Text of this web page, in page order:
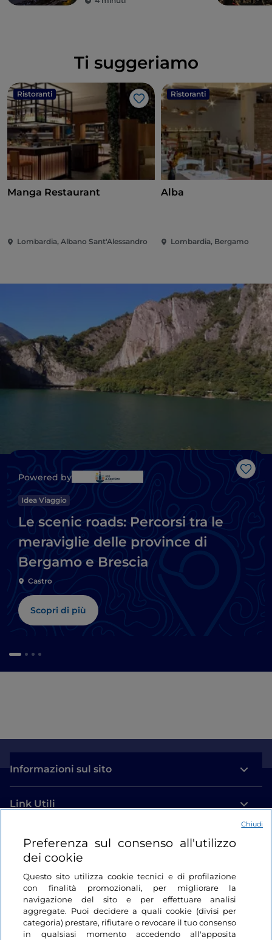
Ti suggeriamo
Ristoranti
Like
Manga Restaurant
Lombardia, Albano Sant'Alessandro
Ristoranti
Alba
Lombardia, Bergamo
Like
Powered by
Idea Viaggio
Le scenic roads: Percorsi tra le
meraviglie delle province di
Bergamo e Brescia
Castro
Scopri di più
Informazioni sul sito
Link Utili
Login
Restiamo in contatto
Preferenza sul consenso all'utilizzo
dei cookie
Questo sito utilizza cookie tecnici e di profilazione
con finalità promozionali, per migliorare la
navigazione del sito e per effettuare analisi
aggregate. Puoi decidere a quali cookie (divisi per
categoria) prestare, rifiutare o revocare il tuo consenso
in qualsiasi momento accedendo all'apposita
Chiudi